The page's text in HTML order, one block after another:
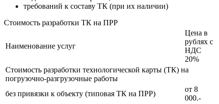
требований к составу ТК (при их наличии)
Стоимость разработки ТК на ПРР
Наименование услуг
Цена в
рублях с
НДС
20%
Стоимость разработки технологической карты (ТК) на
погрузочно-разгрузочные работы
без привязки к объекту (типовая ТК на ПРР)
от 8
000.-